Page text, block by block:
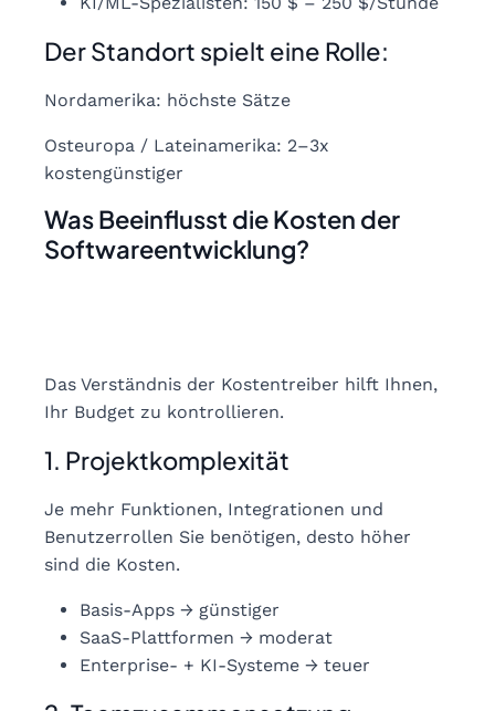
Der Standort spielt eine Rolle:
Nordamerika: höchste Sätze
Osteuropa / Lateinamerika: 2–3x
kostengünstiger
Was Beeinflusst die Kosten der
Softwareentwicklung?
Das Verständnis der Kostentreiber hilft Ihnen,
Ihr Budget zu kontrollieren.
1. Projektkomplexität
Je mehr Funktionen, Integrationen und
Benutzerrollen Sie benötigen, desto höher
sind die Kosten.
Basis-Apps → günstiger
SaaS-Plattformen → moderat
Enterprise- + KI-Systeme → teuer